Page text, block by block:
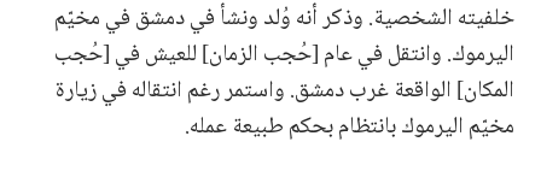
خلفيته الشخصية. وذكر أنه وُلد ونشأ في دمشق في مخيّم
اليرموك. وانتقل في عام [حُجب الزمان] للعيش في [حُجب
المكان] الواقعة غرب دمشق. واستمر رغم انتقاله في زيارة
مخيّم اليرموك بانتظام بحكم طبيعة عمله.